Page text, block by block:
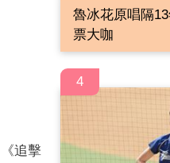
追擊
魯冰花原唱隔
票大咖
4